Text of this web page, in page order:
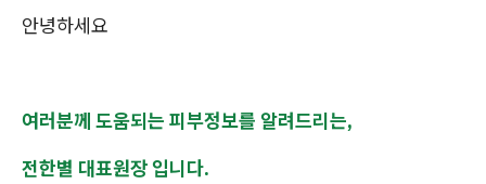
안녕하세요
여러분께 도움되는 피부정보를 알려드리는,
전한별 대표원장 입니다.